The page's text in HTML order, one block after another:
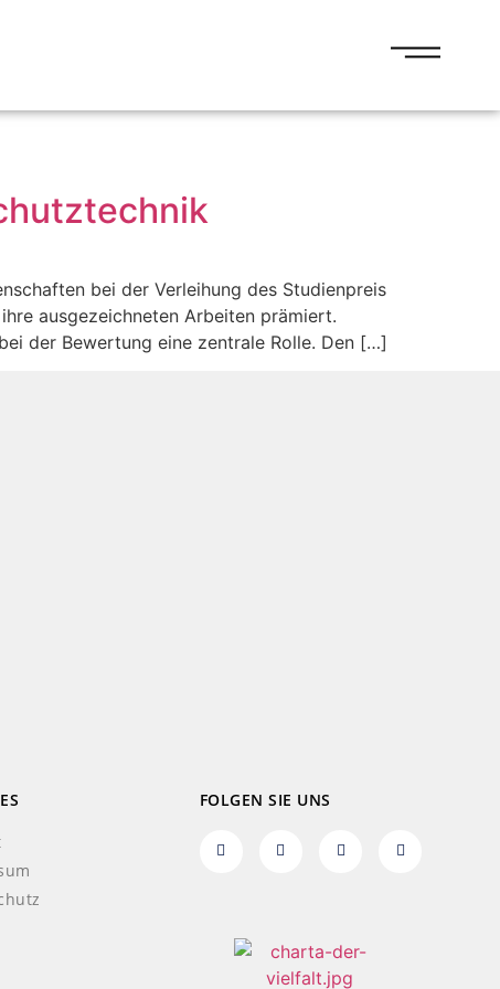
bei der Verleihung des Studienpreis
ausgezeichneten Arbeiten prämiert.
der Bewertung eine zentrale Rolle. Den […]
FOLGEN SIE UNS